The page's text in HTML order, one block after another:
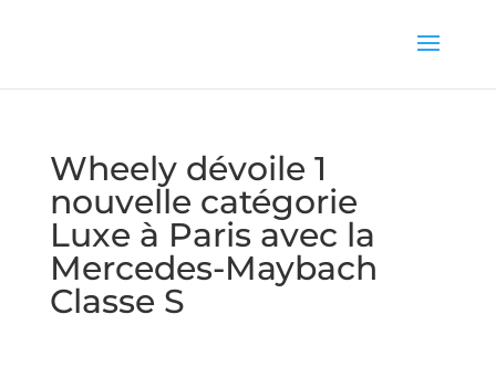
Wheely dévoile 1
nouvelle catégorie
Luxe à Paris avec la
Mercedes-Maybach
Classe S